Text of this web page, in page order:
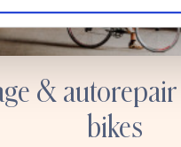
&
bikes